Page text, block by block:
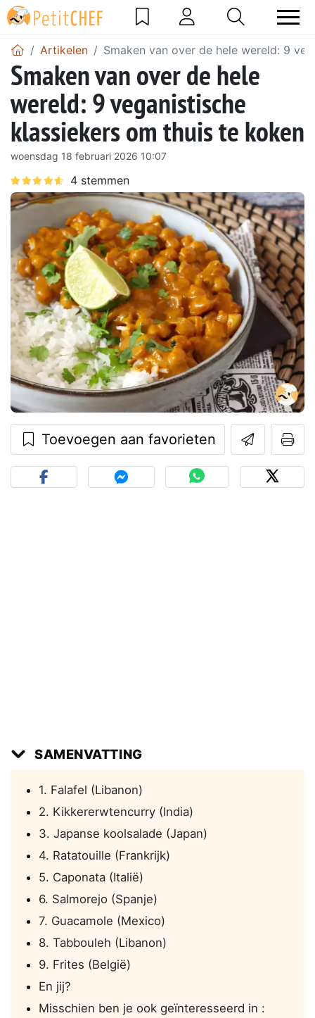
Artikelen Smaken van over de hele wereld: 9
Smaken van over de hele
wereld: 9 veganistische
klassiekers om thuis te koken
woensdag 18 februari 2026 10:07
Toevoegen aan favorieten
SAMENVATTING
1. Falafel (Libanon)
2. Kikkererwtencurry (India)
3. Japanse koolsalade (Japan)
4. Ratatouille (Frankrijk)
5. Caponata (Italië)
6. Salmorejo (Spanje)
7. Guacamole (Mexico)
8. Tabbouleh (Libanon)
9. Frites (België)
En jij?
Misschien ben je ook geïnteresseerd in :